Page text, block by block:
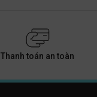
Thanh toán an toàn